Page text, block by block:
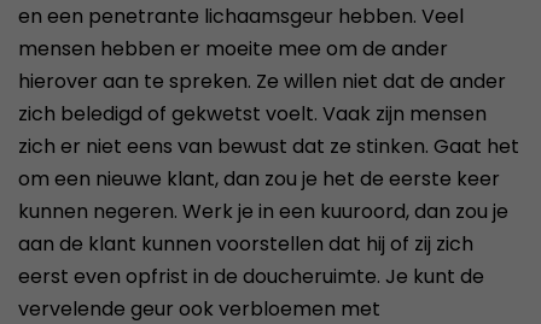
en een penetrante lichaamsgeur hebben. Veel
mensen hebben er moeite mee om de ander
hierover aan te spreken. Ze willen niet dat de ander
zich beledigd of gekwetst voelt. Vaak zijn mensen
zich er niet eens van bewust dat ze stinken. Gaat het
om een nieuwe klant, dan zou je het de eerste keer
kunnen negeren. Werk je in een kuuroord, dan zou je
aan de klant kunnen voorstellen dat hij of zij zich
eerst even opfrist in de doucheruimte. Je kunt de
vervelende geur ook verbloemen met